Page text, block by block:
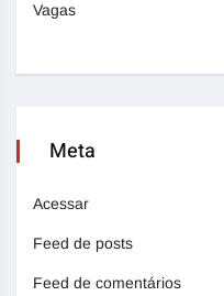
Vagas
Meta
Acessar
Feed de posts
Feed de comentários